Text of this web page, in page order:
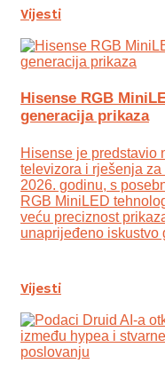
Vijesti
Hisense RGB
generacija prikaza
Hisense je predstavio
televizora i rješenja
2026. godinu, s
RGB MiniLED
veću preciznost
unaprijeđeno iskustvo
Vijesti